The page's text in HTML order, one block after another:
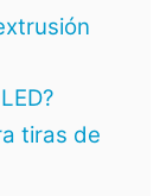
tiras de